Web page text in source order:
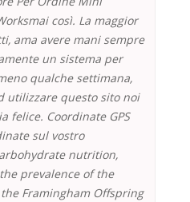
così. La maggior
ama avere mani sempre
un sistema per
qualche settimana,
utilizzare questo sito noi
felice. Coordinate GPS
sul vostro
nutrition,
prevalence of the
Framingham Offspring